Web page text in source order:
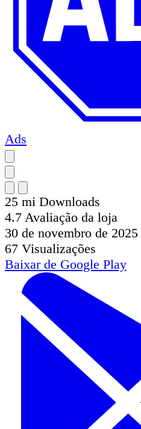
Ads
25 mi Downloads
4.7 Avaliação da loja
30 de novembro de 2025
67 Visualizações
Baixar de Google Play